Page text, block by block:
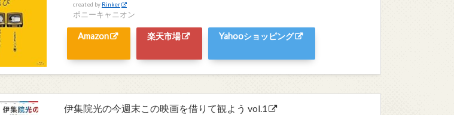
created by Rinker
ポニーキャニオン
Amazon 楽天市場 Yahooショッピング
伊集院光の今週末この映画を借りて観よう vol.1